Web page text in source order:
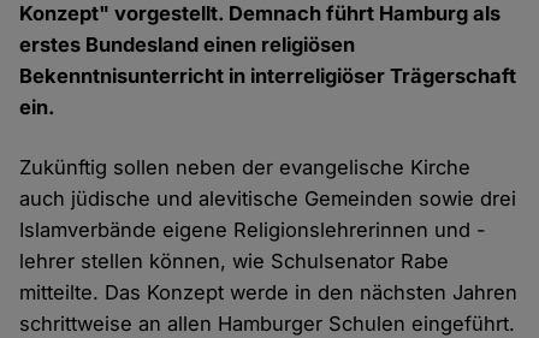
Konzept" vorgestellt. Demnach führt Hamburg als
erstes Bundesland einen religiösen
Bekenntnisunterricht in interreligiöser Trägerschaft
ein.
Zukünftig sollen neben der evangelische Kirche
auch jüdische und alevitische Gemeinden sowie drei
Islamverbände eigene Religionslehrerinnen und -
lehrer stellen können, wie Schulsenator Rabe
mitteilte. Das Konzept werde in den nächsten Jahren
schrittweise an allen Hamburger Schulen eingeführt.